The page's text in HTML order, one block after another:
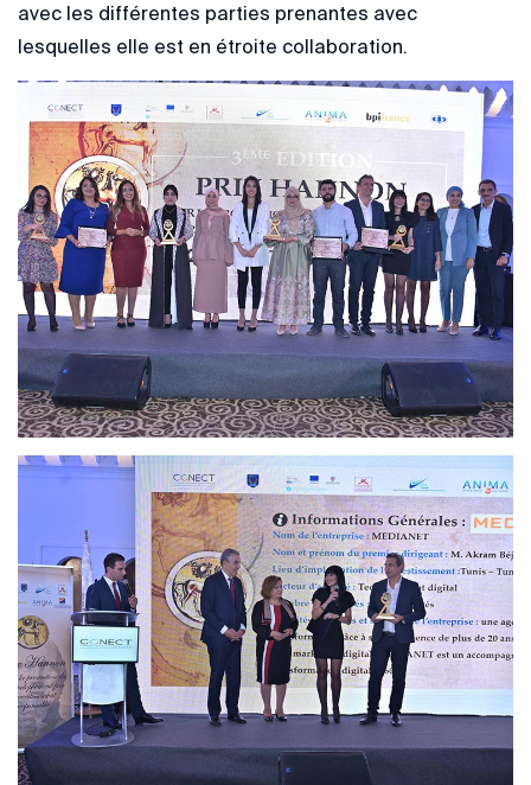
avec les différentes parties prenantes avec
lesquelles elle est en étroite collaboration.